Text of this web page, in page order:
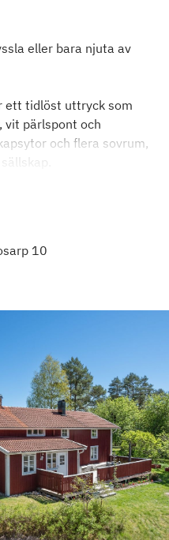
eller bara njuta av
ett tidlöst uttryck som
vit pärlspont och
och flera sovrum,
10